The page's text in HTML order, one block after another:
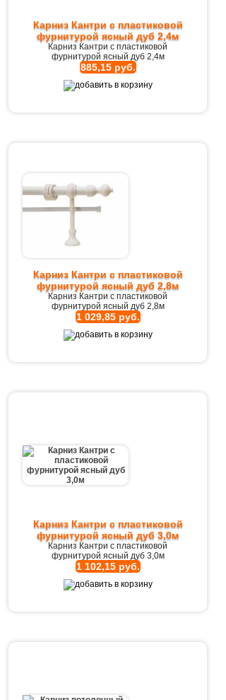
Карниз Кантри с пластиковой
фурнитурой ясный дуб 2,4м
Карниз Кантри с пластиковой
фурнитурой ясный дуб 2,4м
885,15 руб.
Карниз Кантри с пластиковой
фурнитурой ясный дуб 2,8м
Карниз Кантри с пластиковой
фурнитурой ясный дуб 2,8м
1 029,85 руб.
Карниз Кантри с пластиковой
фурнитурой ясный дуб 3,0м
Карниз Кантри с пластиковой
фурнитурой ясный дуб 3,0м
1 102,15 руб.